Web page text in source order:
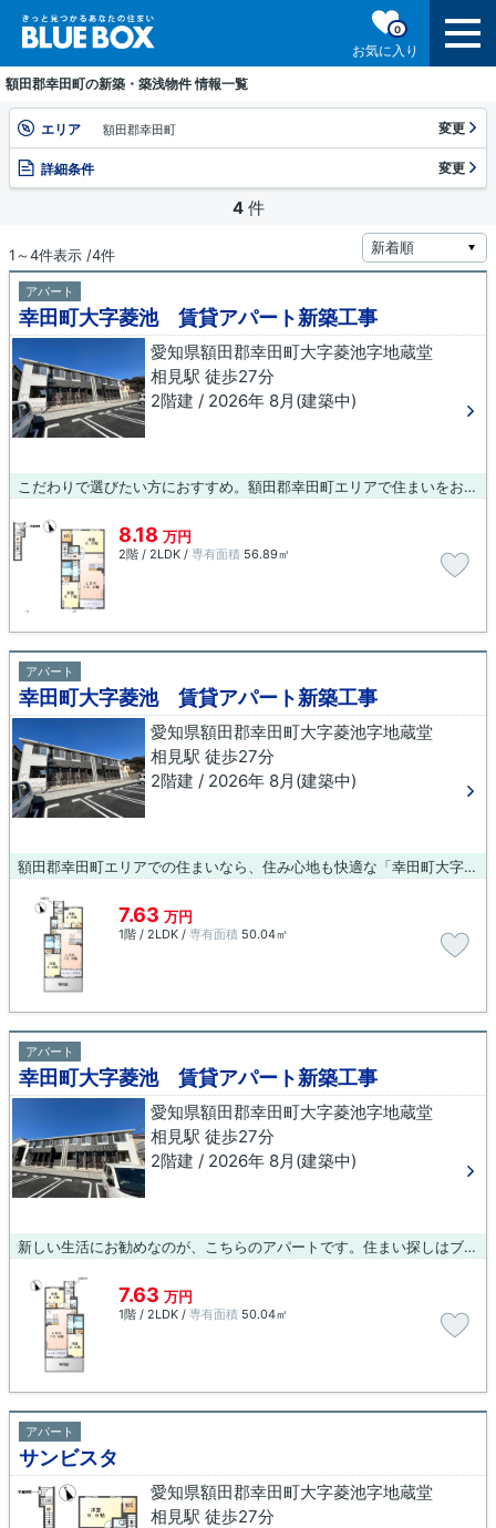
お気に入り
0
額田郡幸田町の新築・築浅物件 情報一覧
エリア 額田郡幸田町 変更
詳細条件 変更
4 件
1～4件表示 /4件
アパート
幸田町大字菱池 賃貸アパート新築工事
愛知県額田郡幸田町大字菱池字地蔵堂
相見駅 徒歩27分
2階建 / 2026年 8月(建築中)
こだわりで選びたい方におすすめ。額田郡幸田町エリアで住まいをお探しなら「幸田町大字菱池 賃貸アパート新築工事」。今引っ越しをお考えの方におすすめなのが、こちらのアパートです。額田郡幸田町エリアで新たな生活を始めたいとお考えの方。賃貸情報のことなら当社にお任せ下さい。地域に密着しておりますので、確かな地域情報と賃貸情報をご紹介いたします。お気軽にお問い合わせ下さい。
8.18 万円
2階 / 2LDK / 専有面積 56.89㎡
アパート
幸田町大字菱池 賃貸アパート新築工事
愛知県額田郡幸田町大字菱池字地蔵堂
相見駅 徒歩27分
2階建 / 2026年 8月(建築中)
額田郡幸田町エリアでの住まいなら、住み心地も快適な「幸田町大字菱池 賃貸アパート新築工事」はいかがでしょうか。設備も充実していて住みやすい、魅力が詰まったアパートです。相見周辺で暮らせば、交通面で不便を感じることも少ないでしょう。お引っ越しをお考えなら、お気軽にお問い合わせ下さい。
7.63 万円
1階 / 2LDK / 専有面積 50.04㎡
アパート
幸田町大字菱池 賃貸アパート新築工事
愛知県額田郡幸田町大字菱池字地蔵堂
相見駅 徒歩27分
2階建 / 2026年 8月(建築中)
新しい生活にお勧めなのが、こちらのアパートです。住まい探しはブルーボックス 岡崎支店で！当社では額田郡幸田町の賃貸情報を扱っておりますので、住まい探しの際にはお任せ下さい。
7.63 万円
1階 / 2LDK / 専有面積 50.04㎡
アパート
サンビスタ
愛知県額田郡幸田町大字菱池字地蔵堂
相見駅 徒歩27分